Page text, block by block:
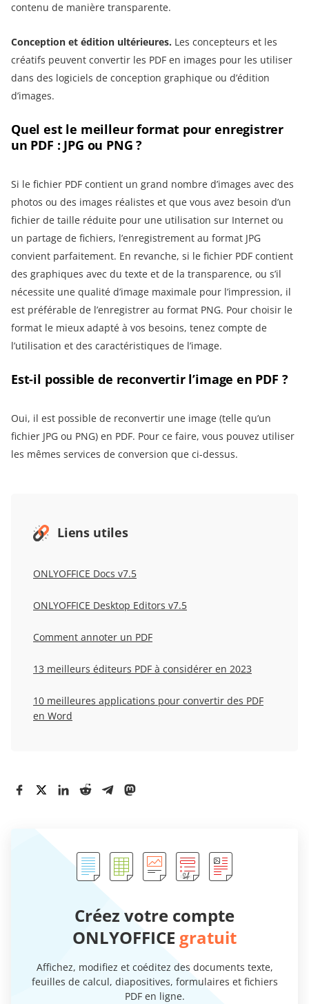
contenu de manière transparente.
Conception et édition ultérieures. Les concepteurs et les
créatifs peuvent convertir les PDF en images pour les utiliser
dans des logiciels de conception graphique ou d’édition
d’images.
Quel est le meilleur format pour enregistrer
un PDF : JPG ou PNG ?
Si le fichier PDF contient un grand nombre d’images avec des
photos ou des images réalistes et que vous avez besoin d’un
fichier de taille réduite pour une utilisation sur Internet ou
un partage de fichiers, l’enregistrement au format JPG
convient parfaitement. En revanche, si le fichier PDF contient
des graphiques avec du texte et de la transparence, ou s’il
nécessite une qualité d’image maximale pour l’impression, il
est préférable de l’enregistrer au format PNG. Pour choisir le
format le mieux adapté à vos besoins, tenez compte de
l’utilisation et des caractéristiques de l’image.
Est-il possible de reconvertir l’image en PDF ?
Oui, il est possible de reconvertir une image (telle qu’un
fichier JPG ou PNG) en PDF. Pour ce faire, vous pouvez utiliser
les mêmes services de conversion que ci-dessus.
Liens utiles
ONLYOFFICE Docs v7.5
ONLYOFFICE Desktop Editors v7.5
Comment annoter un PDF
13 meilleurs éditeurs PDF à considérer en 2023
10 meilleures applications pour convertir des PDF
en Word
Créez votre compte
ONLYOFFICE gratuit
Affichez, modifiez et coéditez des documents texte,
feuilles de calcul, diapositives, formulaires et fichiers
PDF en ligne.